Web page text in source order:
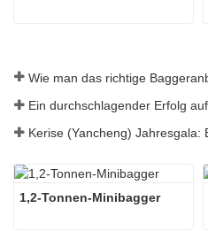
1,2-Tonnen-Minibagger